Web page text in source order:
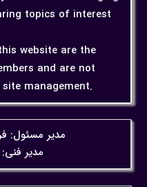
topics of interest
website are the
and are not
management.
مدیر مسئول:
مدیر